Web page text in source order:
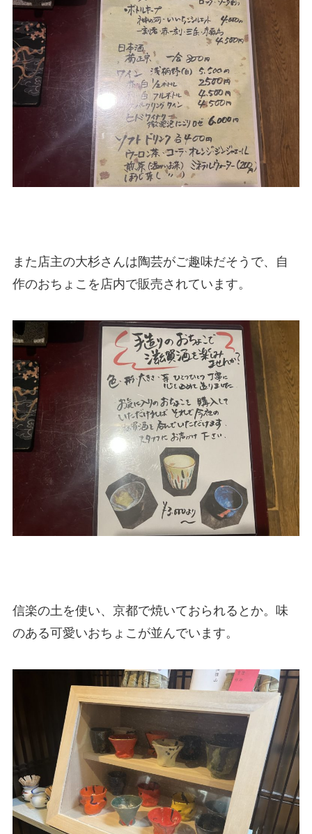
また店主の大杉さんは陶芸がご趣味だそうで、自
作のおちょこを店内で販売されています。
信楽の土を使い、京都で焼いておられるとか。味
のある可愛いおちょこが並んでいます。